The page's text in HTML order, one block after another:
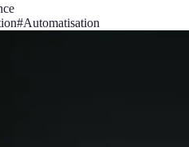
#Automatisation